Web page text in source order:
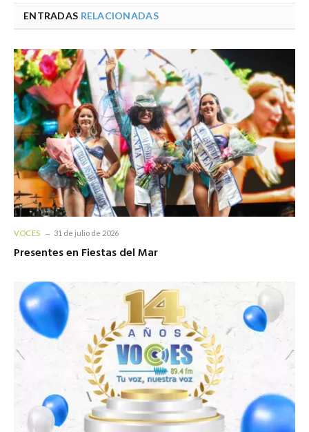
ENTRADAS RELACIONADAS
VOCES 31 de julio de 2026
Presentes en Fiestas del Mar